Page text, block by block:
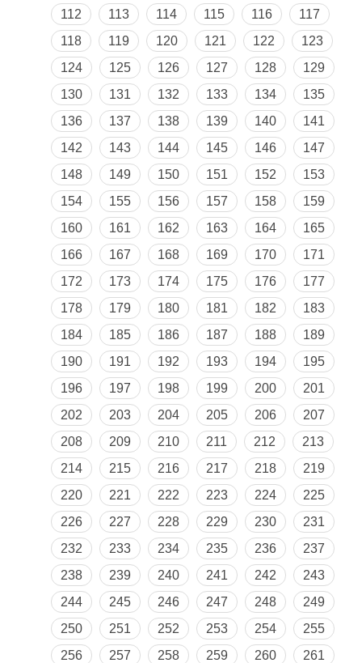
112
113 114 115 116
117
118
119 120 121 122
123
124
125 126 127 128
129
130
131 132 133 134
135
136
137 138 139 140
141
142
143 144 145 146
147
148
149 150 151 152
153
154
155 156 157 158
159
160
161 162 163 164
165
166
167 168 169 170
171
172
173 174 175 176
177
178
179 180 181 182
183
184
185 186 187 188
189
190
191 192 193 194
195
196
197 198 199 200
201
202
203 204 205 206
207
208
209 210 211 212
213
214
215 216 217 218
219
220
221 222 223 224
225
226
227 228 229 230
231
232
233 234 235 236
237
238
239 240 241 242
243
244
245 246 247 248
249
250
251 252 253 254
255
256
257 258 259 260
261